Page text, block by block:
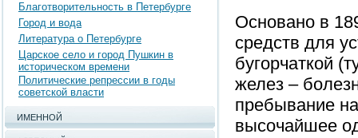
Благотворительность в Петербурге
Город и вода
Литература о Петербурге
Царское село и город Пушкин в
историческом времени
Политические репрессии в годы
советской власти
ИМЕННОЙ
Основано в
средств для
бугорчаткой
желез –
пребывание
высочайшее